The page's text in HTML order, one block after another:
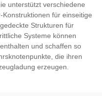
unterstützt verschiedene
für einseitige
Strukturen für
Systeme können
und schaffen so
die ihren
erzeugen.